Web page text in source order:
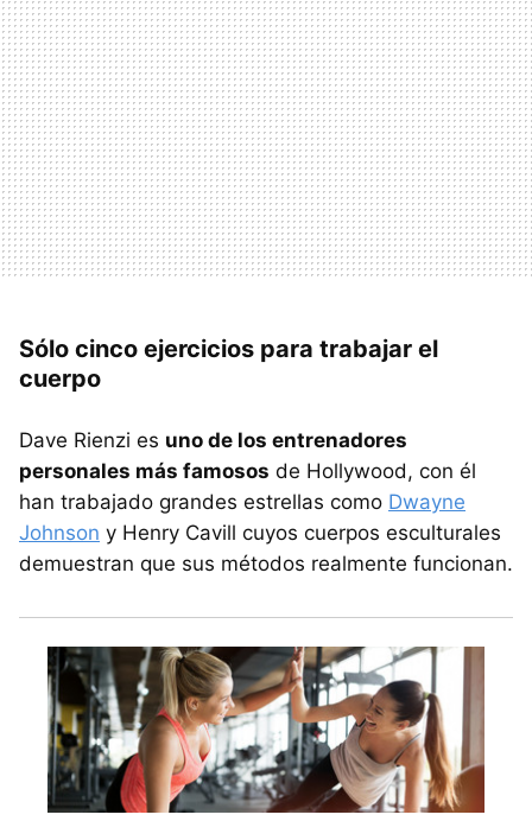
Sólo cinco ejercicios para trabajar el
cuerpo
Dave Rienzi es uno de los entrenadores
personales más famosos de Hollywood, con él
han trabajado grandes estrellas como Dwayne
Johnson y Henry Cavill cuyos cuerpos esculturales
demuestran que sus métodos realmente funcionan.